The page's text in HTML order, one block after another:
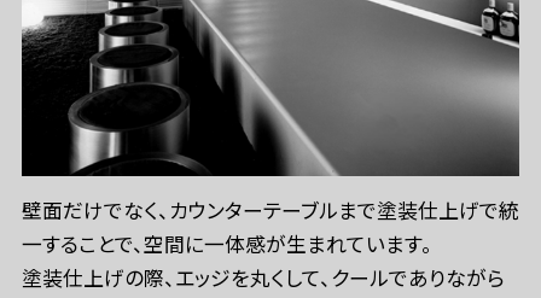
壁面だけでなく、カウンターテーブルまで塗装仕上げで統
一することで、空間に一体感が生まれています。
塗装仕上げの際、エッジを丸くして、クールでありながら